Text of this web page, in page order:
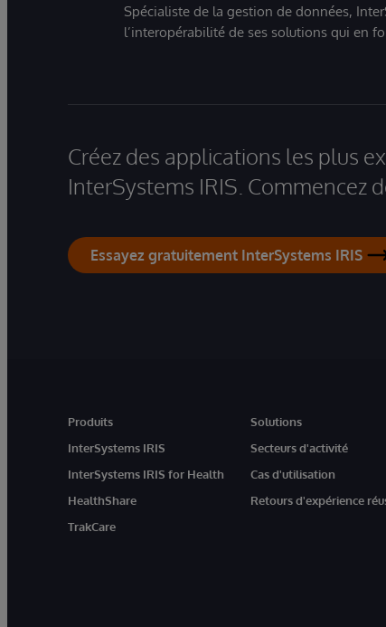
Spécialiste de la gestion de données,
l’interopérabilité de ses solutions qui en
Créez des applications les plus
InterSystems IRIS. Commencez
Essayez gratuitement InterSystems IRIS
Produits
InterSystems IRIS
InterSystems IRIS for Health
HealthShare
TrakCare
Solutions
Secteurs d'activité
Cas d'utilisation
Retours d'expérience